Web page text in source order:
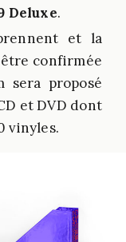
Deluxe.
et la
confirmée
sera proposé
et DVD dont
vinyles.